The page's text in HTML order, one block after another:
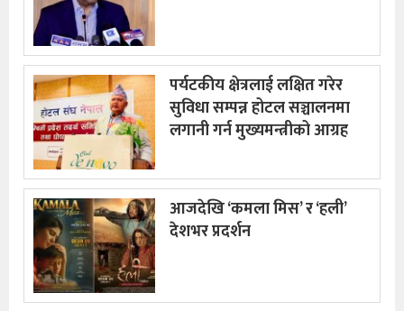
पर्यटकीय क्षेत्रलाई लक्षित गरेर
सुविधा सम्पन्न होटल सञ्चालनमा
लगानी गर्न मुख्यमन्त्रीको आग्रह
आजदेखि ‘कमला मिस’ र ‘हली’
देशभर प्रदर्शन